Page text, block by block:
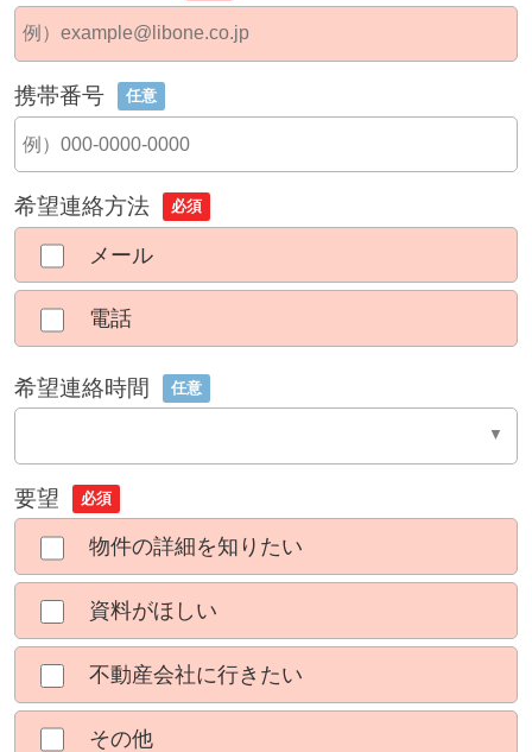
携帯番号 任意
希望連絡方法 必須
メール
電話
希望連絡時間 任意
要望 必須
物件の詳細を知りたい
資料がほしい
不動産会社に行きたい
その他